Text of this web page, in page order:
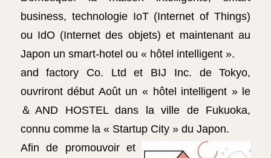
business, technologie IoT (Internet of Things)
ou IdO (Internet des objets) et maintenant au
Japon un smart-hotel ou « hôtel intelligent ».
and factory Co. Ltd et BIJ Inc. de Tokyo,
ouvriront début Août un « hôtel intelligent » le
＆AND HOSTEL dans la ville de Fukuoka,
connu comme la « Startup City » du Japon.
Afin de promouvoir et